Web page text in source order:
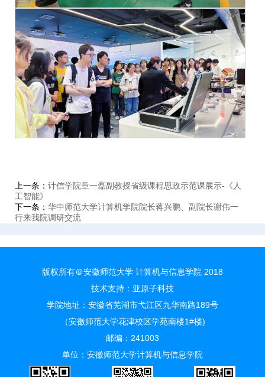
上一条： 计信学院章一磊副教授省级课程思政示范课展示-《人
工智能》
下一条： 华中师范大学计算机学院院长蒋兴鹏、副院长谢伟一
行来我院调研交流
版权所有＠安徽师范大学 计算机与信息学院 2018
技术支持： 亚原子科技
学院地址：安徽省芜湖市弋江区九华南路189号
（安徽师范大学花津校区学苑南楼1#楼)
邮编：241003
单位：安徽师范大学计算机与信息学院